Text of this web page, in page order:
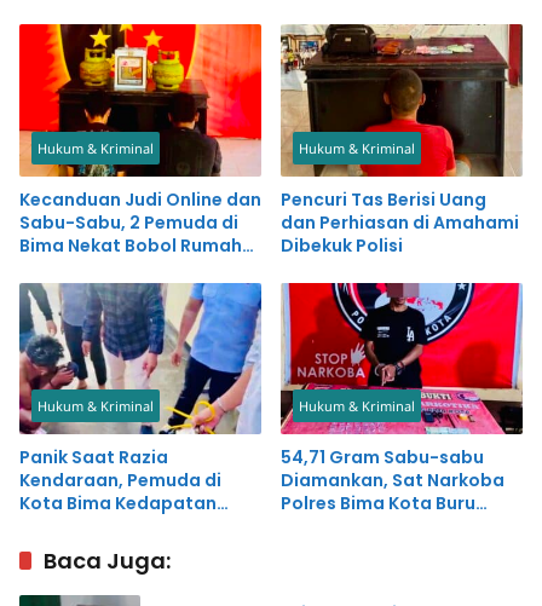
Hukum & Kriminal
Kecanduan Judi Online dan
Sabu-Sabu, 2 Pemuda di
Bima Nekat Bobol Rumah
Hukum & Kriminal
Pencuri Tas Berisi Uang
dan Perhiasan di Amahami
Dibekuk Polisi
Hukum & Kriminal
Panik Saat Razia
Kendaraan, Pemuda di
Kota Bima Kedapatan
Hukum & Kriminal
54,71 Gram Sabu-sabu
Diamankan, Sat Narkoba
Polres Bima Kota Buru
Baca Juga: